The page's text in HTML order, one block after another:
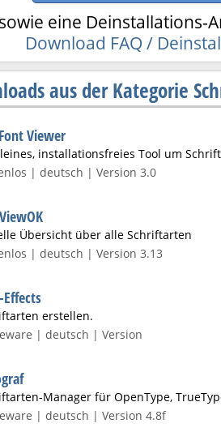
eine Deinstallations-
Download FAQ /
aus der Kategorie
Viewer
installationsfreies Tool um
| deutsch | Version 3.0
Übersicht über alle Schriftarten
| deutsch | Version 3.13
erstellen.
| deutsch | Version
Manager für OpenType,
| deutsch | Version 4.8f